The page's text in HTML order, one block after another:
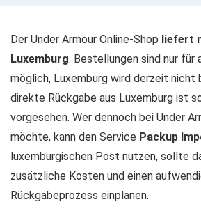
Der Under Armour Online-Shop liefert
Luxemburg. Bestellungen sind nur für
möglich, Luxemburg wird derzeit nicht
direkte Rückgabe aus Luxemburg ist
vorgesehen. Wer dennoch bei Under
möchte, kann den Service Packup
luxemburgischen Post nutzen, sollte
zusätzliche Kosten und einen
Rückgabeprozess einplanen.